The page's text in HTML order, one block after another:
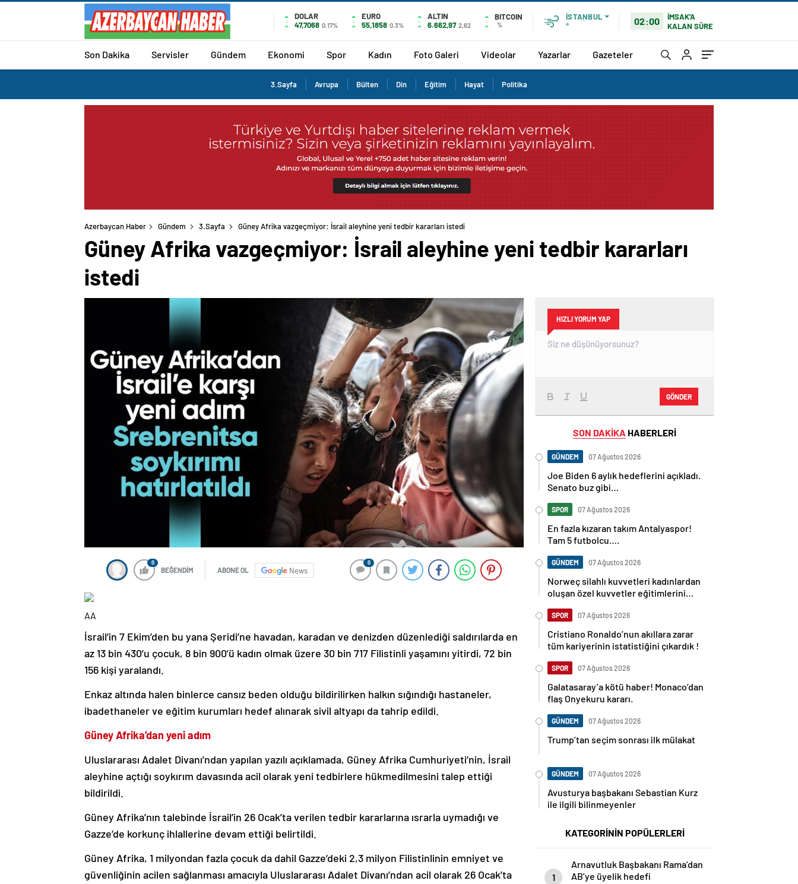
DOLAR
47,7068 0.17%
EURO
55,1858 0.3%
ALTIN
6.662,97 2,62
BITCOIN
%
İSTANBUL
°
02:00
İMSAK'A
KALAN SÜRE
Son Dakika Servisler Gündem Ekonomi Spor Kadın Foto Galeri Videolar Yazarlar Gazeteler
3.Sayfa Avrupa Bülten Din Eğitim Hayat Politika
Azerbaycan Haber Gündem 3.Sayfa Güney Afrika vazgeçmiyor: İsrail aleyhine yeni tedbir kararları istedi
Güney Afrika vazgeçmiyor: İsrail aleyhine yeni tedbir kararları
istedi
0
BEĞENDİM ABONE OL News
0
AA
İsrail’in 7 Ekim’den bu yana Şeridi’ne havadan, karadan ve denizden düzenlediği saldırılarda en
az 13 bin 430’u çocuk, 8 bin 900’ü kadın olmak üzere 30 bin 717 Filistinli yaşamını yitirdi, 72 bin
156 kişi yaralandı.
Enkaz altında halen binlerce cansız beden olduğu bildirilirken halkın sığındığı hastaneler,
ibadethaneler ve eğitim kurumları hedef alınarak sivil altyapı da tahrip edildi.
Güney Afrika’dan yeni adım
Uluslararası Adalet Divanı’ndan yapılan yazılı açıklamada, Güney Afrika Cumhuriyeti’nin, İsrail
aleyhine açtığı soykırım davasında acil olarak yeni tedbirlere hükmedilmesini talep ettiği
bildirildi.
Güney Afrika’nın talebinde İsrail’in 26 Ocak’ta verilen tedbir kararlarına ısrarla uymadığı ve
Gazze’de korkunç ihlallerine devam ettiği belirtildi.
Güney Afrika, 1 milyondan fazla çocuk da dahil Gazze’deki 2,3 milyon Filistinlinin emniyet ve
güvenliğinin acilen sağlanması amacıyla Uluslararası Adalet Divanı’ndan acil olarak 26 Ocak’ta
HIZLI YORUM YAP
GÖNDER
SON DAKİKA HABERLERİ
GÜNDEM 07 Ağustos 2026
Joe Biden 6 aylık hedeflerini açıkladı.
Senato buz gibi…
SPOR 07 Ağustos 2026
En fazla kızaran takım Antalyaspor!
Tam 5 futbolcu….
GÜNDEM 07 Ağustos 2026
Norweç silahlı kuvvetleri kadınlardan
oluşan özel kuvvetler eğitimlerini
SPOR 07 Ağustos 2026
Cristiano Ronaldo’nun akıllara zarar
tüm kariyerinin istatistiğini çıkardık !
SPOR 07 Ağustos 2026
Galatasaray’a kötü haber! Monaco’dan
flaş Onyekuru kararı.
GÜNDEM 07 Ağustos 2026
Trump’tan seçim sonrası ilk mülakat
GÜNDEM 07 Ağustos 2026
Avusturya başbakanı Sebastian Kurz
ile ilgili bilinmeyenler
KATEGORİNİN POPÜLERLERİ
1
Arnavutluk Başbakanı Rama’dan
AB’ye üyelik hedefi